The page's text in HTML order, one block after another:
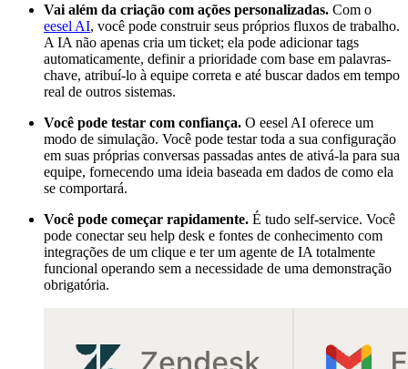
Vai além da criação com ações personalizadas. Com o
eesel AI, você pode construir seus próprios fluxos de trabalho.
A IA não apenas cria um ticket; ela pode adicionar tags
automaticamente, definir a prioridade com base em palavras-
chave, atribuí-lo à equipe correta e até buscar dados em tempo
real de outros sistemas.
Você pode testar com confiança. O eesel AI oferece um
modo de simulação. Você pode testar toda a sua configuração
em suas próprias conversas passadas antes de ativá-la para sua
equipe, fornecendo uma ideia baseada em dados de como ela
se comportará.
Você pode começar rapidamente. É tudo self-service. Você
pode conectar seu help desk e fontes de conhecimento com
integrações de um clique e ter um agente de IA totalmente
funcional operando sem a necessidade de uma demonstração
obrigatória.